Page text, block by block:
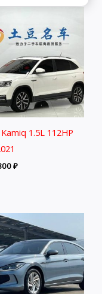
1.5L 112HP
₽